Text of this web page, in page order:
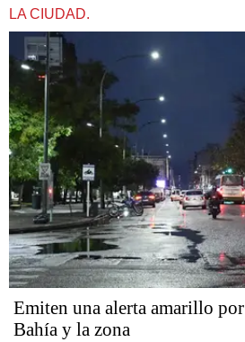
LA CIUDAD.
Emiten una alerta amarillo
Bahía y la zona